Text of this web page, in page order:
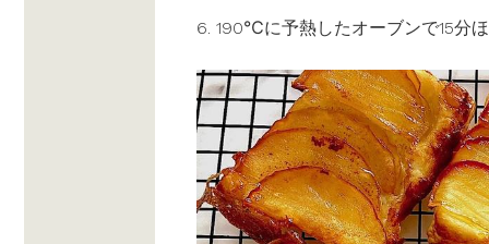
6. 190℃に予熱したオーブンで15分